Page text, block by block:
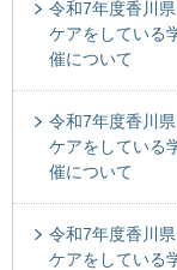
令和7年度香川
ケアをしている
催について
令和7年度香川
ケアをしている
催について
令和7年度香川
ケアをしている